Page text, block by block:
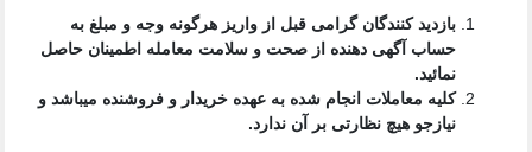
بازدید کنندگان گرامی قبل از واریز هرگونه وجه و مبلغ به
حساب آگهی دهنده از صحت و سلامت معامله اطمینان حاصل
نمائید.
کلیه معاملات انجام شده به عهده خریدار و فروشنده میباشد و
نیازجو هیچ نظارتی بر آن ندارد.